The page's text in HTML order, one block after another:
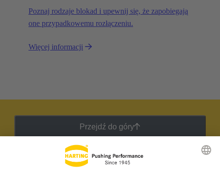
Poznaj rodzaje blokad i upewnij się, że zapobiegają
one przypadkowemu rozłączeniu.
Więcej informacji
Przejdź do góry